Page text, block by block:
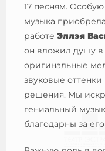
17 песням.
музыка
работеЭллэя
он вложил душу
оригинальные
звуковые
решения. Мы
гениальный
благодарны за